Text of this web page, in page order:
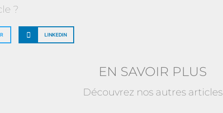
?
LINKEDIN
EN SAVOIR PLUS
Découvrez nos autres articles